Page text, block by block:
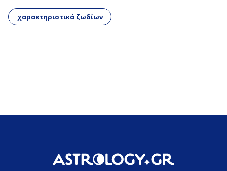
χαρακτηριστικά ζωδίων